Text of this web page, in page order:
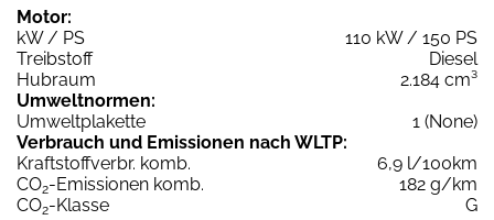
Motor:
kW / PS
110 kW / 150 PS
Treibstoff
Diesel
Hubraum
2.184 cm³
Umweltnormen:
Umweltplakette
1 (None)
Verbrauch und Emissionen nach WLTP:
Kraftstoffverbr. komb.
6,9 l/100km
CO2-Emissionen komb.
182 g/km
CO2-Klasse
G